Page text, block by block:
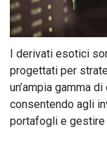
I derivati esotici
progettati per
un’ampia gamma
consentendo agli
portafogli e